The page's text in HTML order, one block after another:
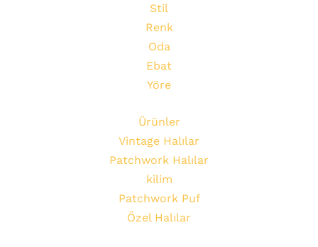
Stil
Renk
Oda
Ebat
Yöre
Ürünler
Vintage Halılar
Patchwork Halılar
kilim
Patchwork Puf
Özel Halılar